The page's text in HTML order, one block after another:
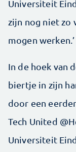
Universiteit
zijn nog niet zo
mogen werken.’
In de hoek van
biertje in zijn
door een
Tech United
Universiteit